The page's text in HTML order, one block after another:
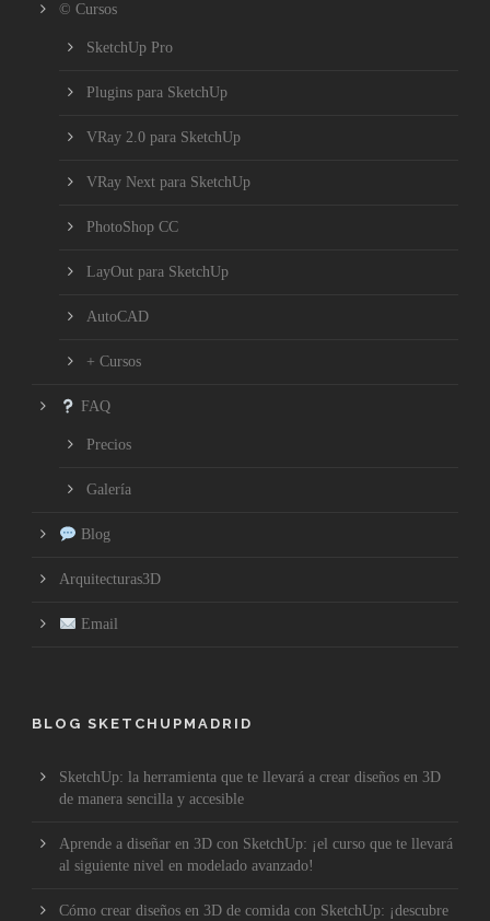
© Cursos
SketchUp Pro
Plugins para SketchUp
VRay 2.0 para SketchUp
VRay Next para SketchUp
PhotoShop CC
LayOut para SketchUp
AutoCAD
+ Cursos
FAQ
Precios
Galería
Blog
Arquitecturas3D
Email
BLOG SKETCHUPMADRID
SketchUp: la herramienta que te llevará a crear diseños en 3D
de manera sencilla y accesible
Aprende a diseñar en 3D con SketchUp: ¡el curso que te llevará
al siguiente nivel en modelado avanzado!
Cómo crear diseños en 3D de comida con SketchUp: ¡descubre